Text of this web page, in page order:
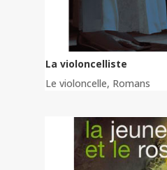
La violoncelliste
Le violoncelle, Romans